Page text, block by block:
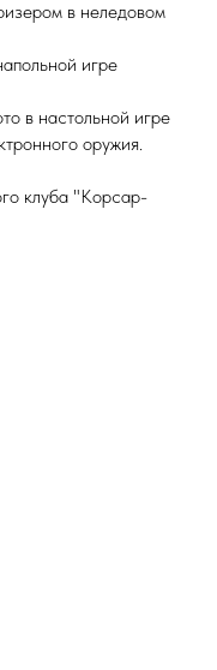
в неледовом
игре
в настольной игре
оружия.
клуба "Корсар-